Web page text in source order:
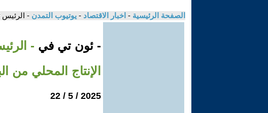
الصفحة الرئيسية - اخبار الاقتصاد - يوتيوب التمدن - الرئيس
- ئون تي في -
الإنتاج المحلي من
2025 / 5 / 22